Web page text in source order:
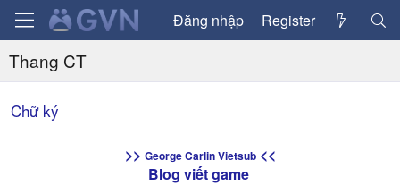
Đăng nhập Register
Thang CT
Chữ ký
>> George Carlin Vietsub<<
Blog viết game